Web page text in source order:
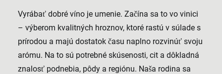
Vyrábať dobré víno je umenie. Začína sa to vo vinici
– výberom kvalitných hroznov, ktoré rastú v súlade s
prírodou a majú dostatok času naplno rozvinúť svoju
arómu. Na to sú potrebné skúsenosti, cit a dôkladná
znalosť podnebia, pôdy a regiónu. Naša rodina sa